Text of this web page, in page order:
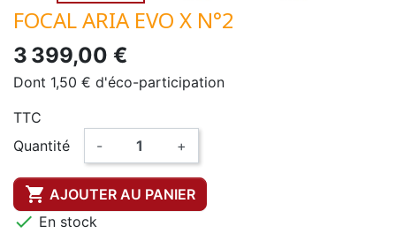
FOCAL ARIA EVO X N°2
3 399,00 €
Dont 1,50 € d'éco-participation
TTC
Quantité
- +
 AJOUTER AU PANIER
 En stock